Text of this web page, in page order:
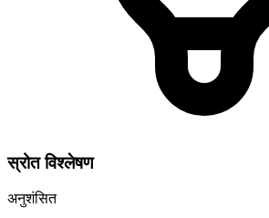
स्रोत विश्लेषण
अनुशंसित